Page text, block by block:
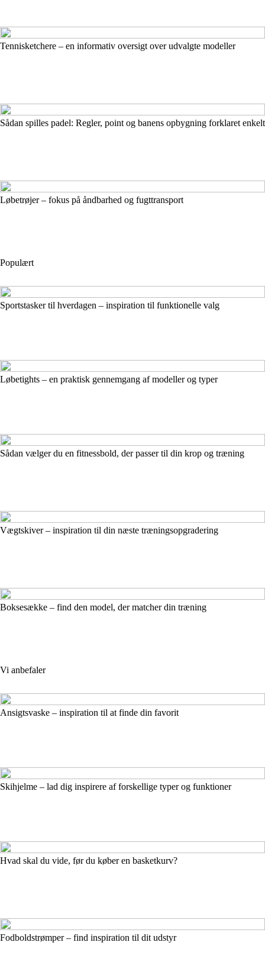
Tennisketchere – en informativ oversigt over udvalgte modeller
Sådan spilles padel: Regler, point og banens opbygning forklaret enkelt
Løbetrøjer – fokus på åndbarhed og fugttransport
Populært
Sportstasker til hverdagen – inspiration til funktionelle valg
Løbetights – en praktisk gennemgang af modeller og typer
Sådan vælger du en fitnessbold, der passer til din krop og træning
Vægtskiver – inspiration til din næste træningsopgradering
Boksesække – find den model, der matcher din træning
Vi anbefaler
Ansigtsvaske – inspiration til at finde din favorit
Skihjelme – lad dig inspirere af forskellige typer og funktioner
Hvad skal du vide, før du køber en basketkurv?
Fodboldstrømper – find inspiration til dit udstyr